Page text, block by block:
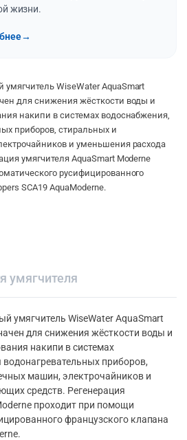
жизни.
→
WiseWater AquaSmart
для снижения жёсткости воды и
накипи в системах водоснабжения,
приборов, стиральных и
и уменьшения расхода
умягчителя AquaSmart Moderne
русифицированного
SCA19 AquaModerne.
умягчителя
умягчитель WiseWater AquaSmart
для снижения жёсткости воды и
накипи в системах
приборов,
машин, электрочайников и
средств. Регенерация
проходит при помощи
французского клапана